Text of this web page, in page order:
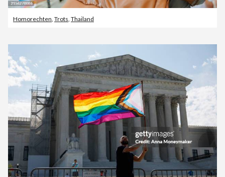
Homorechten Trots Thailand